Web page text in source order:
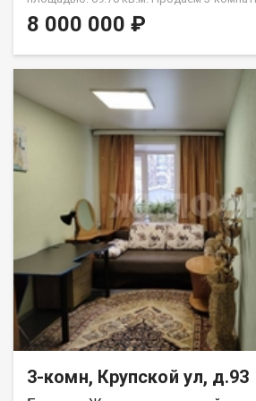
зеленом районе Барнаула. Дом
сосновым бором — тихий район, чистый
изолированные, окна выходят на две
мебель остается новым собственникам
жить. Квартира требует косметического
интерьер можно обновить под себя.
спокойные соседи, возле дома есть
Документы готовы, один взрослый
выход на сделку. Возможен обмен на
Возможна продажа в рассрочку. При
сообщите номер варианта -
8 000 000 ₽
3-комн, Крупской ул, д.93